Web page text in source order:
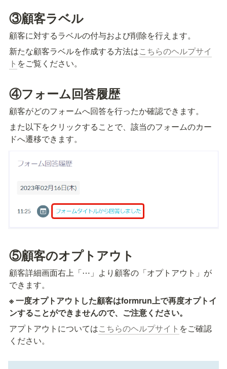
③顧客ラベル
顧客に対するラベルの付与および削除を行えます。
新たな顧客ラベルを作成する方法はこちらのヘルプサイ
ト をご覧ください。
④フォーム回答履歴
顧客がどのフォームへ回答を行ったか確認できます。
また以下をクリックすることで、該当のフォームのカー
ドへ遷移できます。
⑤顧客のオプトアウト
顧客詳細画面右上「⋯」より顧客の「オプトアウト」が
できます。
※ 一度オプトアウトした顧客はformrun上で再度オプトイ
ンすることができませんので、ご注意ください。
アプトアウトについてはこちらのヘルプサイト をご確認
ください。